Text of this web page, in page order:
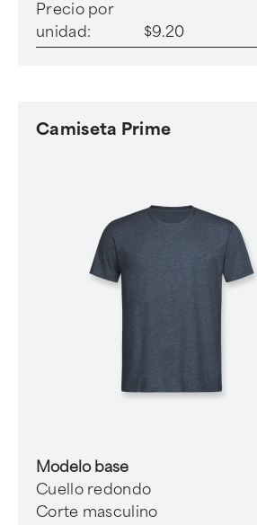
Precio por
unidad:
$9.20
Camiseta Prime
Modelo base
Cuello redondo
Corte masculino